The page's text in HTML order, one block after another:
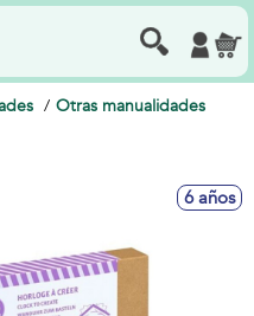
Otras manualidades
6 años